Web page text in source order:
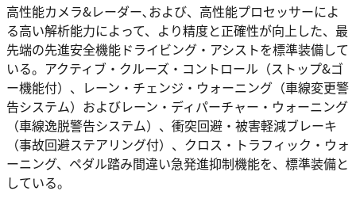
高性能カメラ&レーダー､および、高性能プロセッサーによ
る高い解析能力によって、より精度と正確性が向上した、最
先端の先進安全機能ドライビング・アシストを標準装備して
いる。アクティブ・クルーズ・コントロール（ストップ&ゴ
ー機能付）、レーン・チェンジ・ウォーニング（車線変更警
告システム）およびレーン・ディパーチャー・ウォーニング
（車線逸脱警告システム）、衝突回避・被害軽減ブレーキ
（事故回避ステアリング付）、クロス・トラフィック・ウォ
ーニング、ペダル踏み間違い急発進抑制機能を、標準装備と
している。